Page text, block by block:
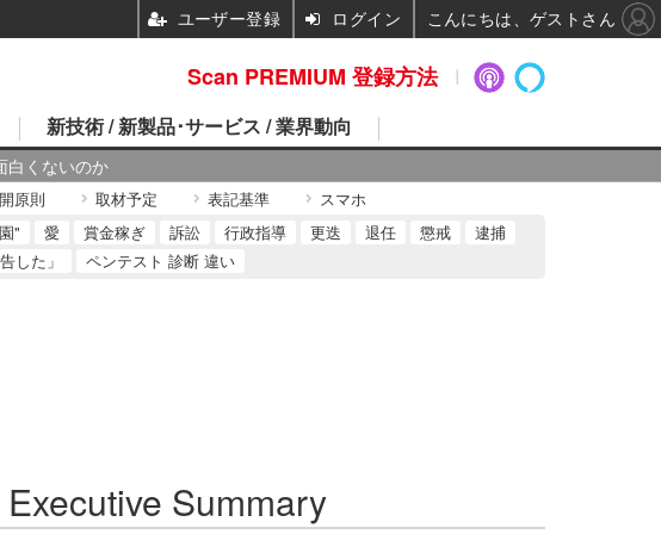
白くないのか
新技術 / 新製品･サービス / 業界動向
原則 取材予定 表記基準 スマホ
" 愛 賞金稼ぎ 訴訟 行政指導 更迭 退任 懲戒
逮捕
した」
ペンテスト 診断 違い
Summary
Scan PREMIUM 登録方法
ユーザー登録 ログイン こんにちは、ゲストさん